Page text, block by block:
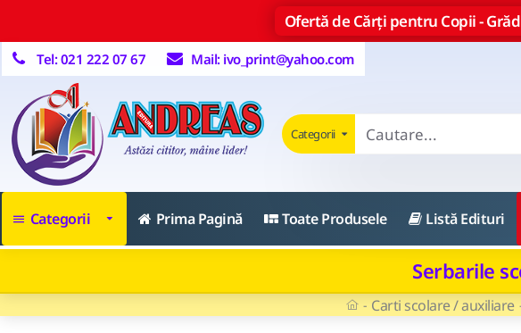
Ofertă de Cărți pentru Copii -
Tel: 021 222 07 67 Mail: ivo_print@yahoo.com
Categorii
Categorii Prima Pagină Toate Produsele Listă Edituri
Carti scolare / auxiliare
Serbarile